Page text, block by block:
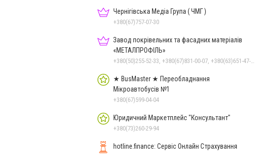
Чернігівська Медіа Група ( ЧМГ )
+380(67)757-07-30
Завод покрівельних та фасадних матеріалів
«МЕТАЛПРОФІЛЬ»
★ BusMaster ★ Переобладнання
Мікроавтобусів №1
+380(67)599-04-04
Юридичний Маркетплейс "Консультант"
+380(73)260-29-94
hotline.finance: Сервіс Онлайн Страхування